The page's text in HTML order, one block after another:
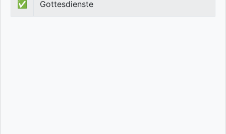
✅ Gottesdienste